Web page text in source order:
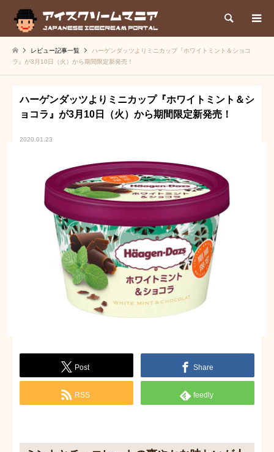
検索
レビュー記事一覧
ハーゲンダッツよりミニカップ『ホワイトミント＆ショコ
ラ』が3月10日（火）から期間限定新発売！
ハーゲンダッツよりミニカップ『ホワイトミント＆シ
ョコラ』が3月10日（火）から期間限定新発売！
2020.01.23
Post Share
RSS feedly